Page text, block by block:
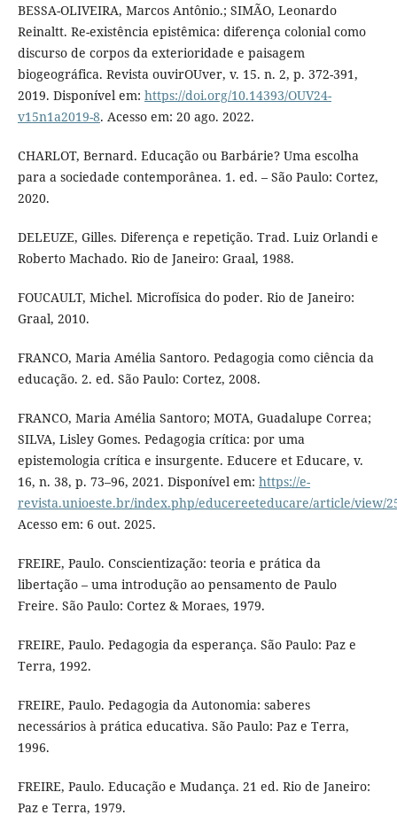
BESSA-OLIVEIRA, Marcos Antônio.; SIMÃO, Leonardo
Reinaltt. Re-existência epistêmica: diferença colonial como
discurso de corpos da exterioridade e paisagem
biogeográfica. Revista ouvirOUver, v. 15. n. 2, p. 372-391,
2019. Disponível em: https://doi.org/10.14393/OUV24-
v15n1a2019-8. Acesso em: 20 ago. 2022.
CHARLOT, Bernard. Educação ou Barbárie? Uma escolha
para a sociedade contemporânea. 1. ed. – São Paulo: Cortez,
2020.
DELEUZE, Gilles. Diferença e repetição. Trad. Luiz Orlandi e
Roberto Machado. Rio de Janeiro: Graal, 1988.
FOUCAULT, Michel. Microfísica do poder. Rio de Janeiro:
Graal, 2010.
FRANCO, Maria Amélia Santoro. Pedagogia como ciência da
educação. 2. ed. São Paulo: Cortez, 2008.
FRANCO, Maria Amélia Santoro; MOTA, Guadalupe Correa;
SILVA, Lisley Gomes. Pedagogia crítica: por uma
epistemologia crítica e insurgente. Educere et Educare, v.
16, n. 38, p. 73–96, 2021. Disponível em: https://e-
revista.unioeste.br/index.php/educereeteducare/article/view/
Acesso em: 6 out. 2025.
FREIRE, Paulo. Conscientização: teoria e prática da
libertação – uma introdução ao pensamento de Paulo
Freire. São Paulo: Cortez & Moraes, 1979.
FREIRE, Paulo. Pedagogia da esperança. São Paulo: Paz e
Terra, 1992.
FREIRE, Paulo. Pedagogia da Autonomia: saberes
necessários à prática educativa. São Paulo: Paz e Terra,
1996.
FREIRE, Paulo. Educação e Mudança. 21 ed. Rio de Janeiro:
Paz e Terra, 1979.